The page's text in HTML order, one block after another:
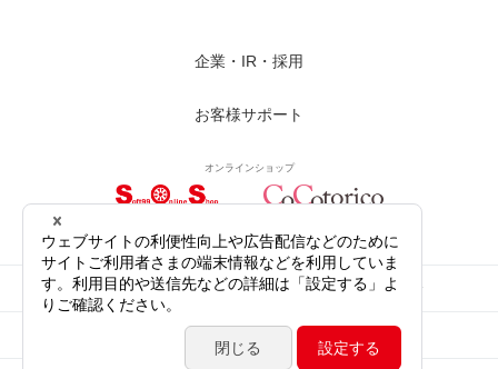
企業・IR・採用
お客様サポート
オンラインショップ
サイトご利用にあたって プライバシーポリシー
サイトマップ